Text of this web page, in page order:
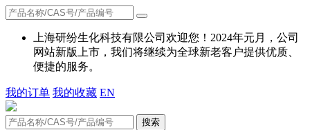
上海研纷生化科技有限公司欢迎您！2024年元月，公司
网站新版上市，我们将继续为全球新老客户提供优质、
便捷的服务。
我的订单 我的收藏 EN
搜索